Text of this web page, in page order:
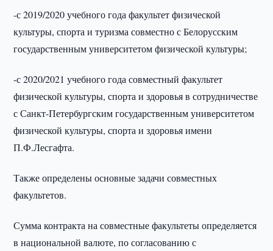
-с 2019/2020 учебного года факультет физической
культуры, спорта и туризма совместно с Белорусским
государственным университетом физической культуры;
-с 2020/2021 учебного года совместный факультет
физической культуры, спорта и здоровья в сотрудничестве
с Санкт-Петербургским государственным университетом
физической культуры, спорта и здоровья имени
П.Ф.Лесгафта.
Также определены основные задачи совместных
факультетов.
Сумма контракта на совместные факультеты определяется
в национальной валюте, по согласованию с